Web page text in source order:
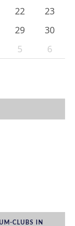
22
23
29
30
5 6
CLUBS IN